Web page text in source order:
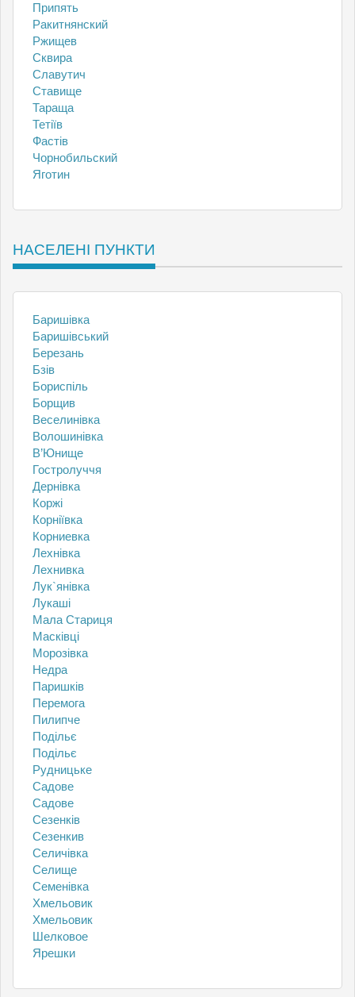
Припять
Ракитнянский
Ржищев
Сквира
Славутич
Ставище
Тараща
Тетіїв
Фастів
Чорнобильский
Яготин
НАСЕЛЕНІ ПУНКТИ
Баришівка
Баришівський
Березань
Бзів
Бориспіль
Борщив
Веселинівка
Волошинівка
В’Юнище
Гостролуччя
Дернівка
Коржі
Корніївка
Корниевка
Лехнівка
Лехнивка
Лук`янівка
Лукаші
Мала Стариця
Масківці
Морозівка
Недра
Паришків
Перемога
Пилипче
Подільє
Подільє
Рудницьке
Садове
Садове
Сезенків
Сезенкив
Селичівка
Селище
Семенівка
Хмельовик
Хмельовик
Шелковое
Ярешки